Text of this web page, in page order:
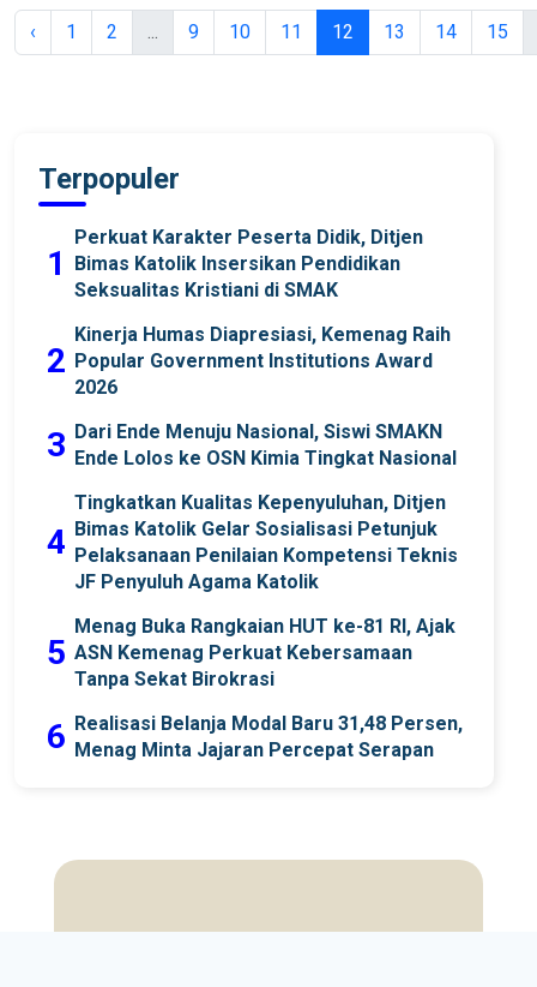
‹ 1 2 ... 9 10 11 12 13 14 15
Terpopuler
1
Perkuat Karakter Peserta Didik, Ditjen
Bimas Katolik Insersikan Pendidikan
Seksualitas Kristiani di SMAK
2
Kinerja Humas Diapresiasi, Kemenag Raih
Popular Government Institutions Award
2026
3 Dari Ende Menuju Nasional, Siswi SMAKN
Ende Lolos ke OSN Kimia Tingkat Nasional
4
Tingkatkan Kualitas Kepenyuluhan, Ditjen
Bimas Katolik Gelar Sosialisasi Petunjuk
Pelaksanaan Penilaian Kompetensi Teknis
JF Penyuluh Agama Katolik
5
Menag Buka Rangkaian HUT ke-81 RI, Ajak
ASN Kemenag Perkuat Kebersamaan
Tanpa Sekat Birokrasi
6 Realisasi Belanja Modal Baru 31,48 Persen,
Menag Minta Jajaran Percepat Serapan